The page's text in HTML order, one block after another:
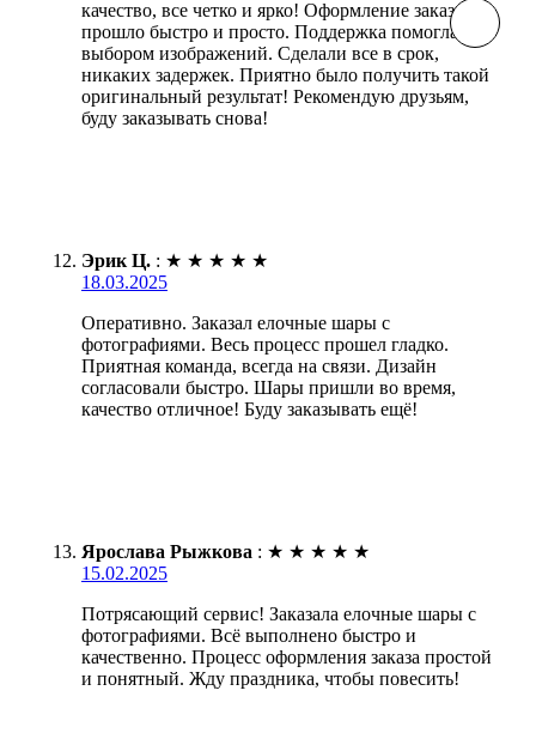
качество, все четко и ярко! Оформление заказа
прошло быстро и просто. Поддержка помогла с
выбором изображений. Сделали все в срок,
никаких задержек. Приятно было получить такой
оригинальный результат! Рекомендую друзьям,
буду заказывать снова!
Эрик Ц. : ★ ★ ★ ★ ★
18.03.2025
Оперативно. Заказал елочные шары с
фотографиями. Весь процесс прошел гладко.
Приятная команда, всегда на связи. Дизайн
согласовали быстро. Шары пришли во время,
качество отличное! Буду заказывать ещё!
Ярослава Рыжкова : ★ ★ ★ ★ ★
15.02.2025
Потрясающий сервис! Заказала елочные шары с
фотографиями. Всё выполнено быстро и
качественно. Процесс оформления заказа простой
и понятный. Жду праздника, чтобы повесить!